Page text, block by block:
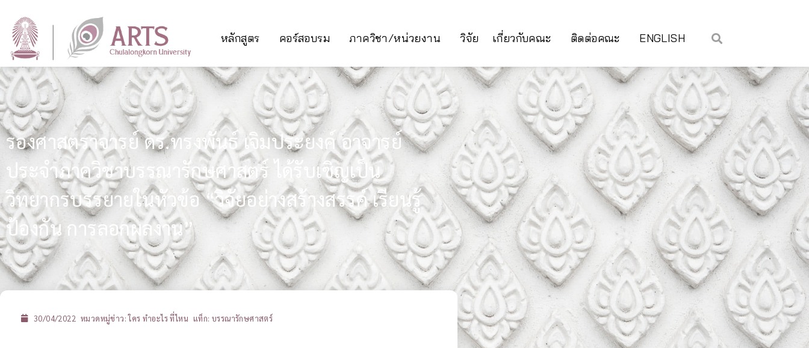
หลักสูตร คอร์สอบรม ภาควิชา/หน่วยงาน วิจัย เกี่ยวกับคณะ ติดต่อคณะ ENGLISH
รองศาสตราจารย์ ดร.ทรงพันธ์ เจิมประยงค์ อาจารย์
ประจำภาควิชาบรรณารักษศาสตร์ ได้รับเชิญเป็น
วิทยากรบรรยายในหัวข้อ “วิจัยอย่างสร้างสรรค์ เรียนรู้
ป้องกัน การลอกผลงาน”
30/04/2022 หมวดหมู่ข่าว:ใคร ทำอะไร ที่ไหน แท็ก: บรรณารักษศาสตร์